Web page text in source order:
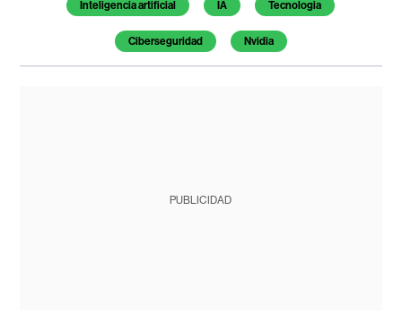
Inteligencia artificial IA Tecnologia
Ciberseguridad Nvidia
PUBLICIDAD